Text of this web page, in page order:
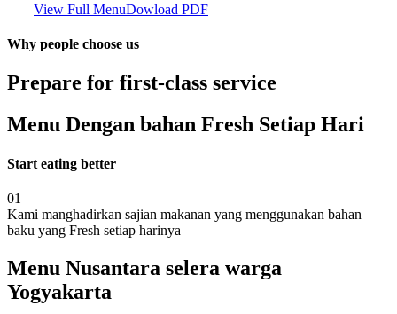
View Full MenuDowload PDF
Why people choose us
Prepare for first-class service
Menu Dengan bahan Fresh Setiap Hari
Start eating better
01
Kami manghadirkan sajian makanan yang menggunakan bahan
baku yang Fresh setiap harinya
Menu Nusantara selera warga
Yogyakarta